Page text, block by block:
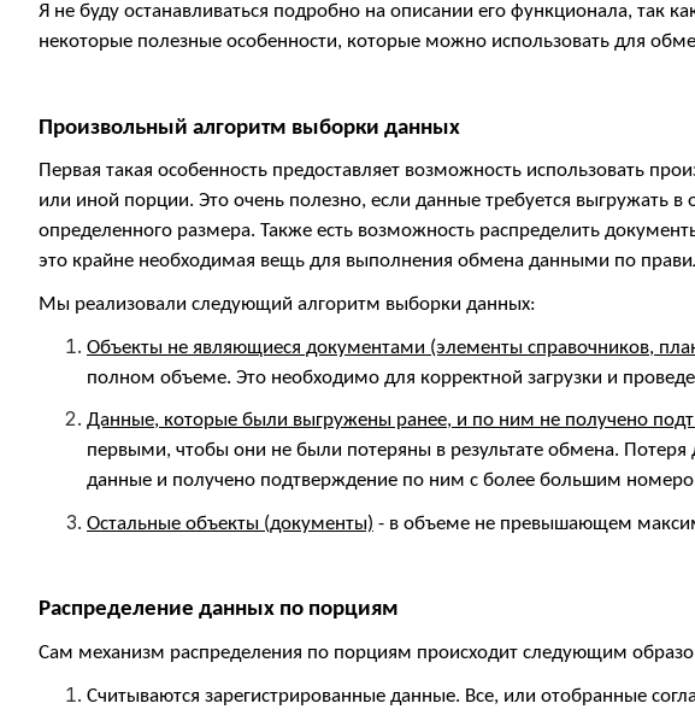
Я не буду останавливаться подробно на описании его функционала, так
некоторые полезные особенности, которые можно использовать для
Произвольный алгоритм выборки данных
Первая такая особенность предоставляет возможность использовать
или иной порции. Это очень полезно, если данные требуется выгружать
определенного размера. Также есть возможность распределить
это крайне необходимая вещь для выполнения обмена данными по
Мы реализовали следующий алгоритм выборки данных:
Объекты не являющиеся документами (элементы справочников,
полном объеме. Это необходимо для корректной загрузки и
Данные, которые были выгружены ранее, и по ним не получено
первыми, чтобы они не были потеряны в результате обмена.
данные и получено подтверждение по ним с более большим
Остальные объекты (документы) - в объеме не превышающем
Распределение данных по порциям
Сам механизм распределения по порциям происходит следующим
Считываются зарегистрированные данные. Все, или отобранные